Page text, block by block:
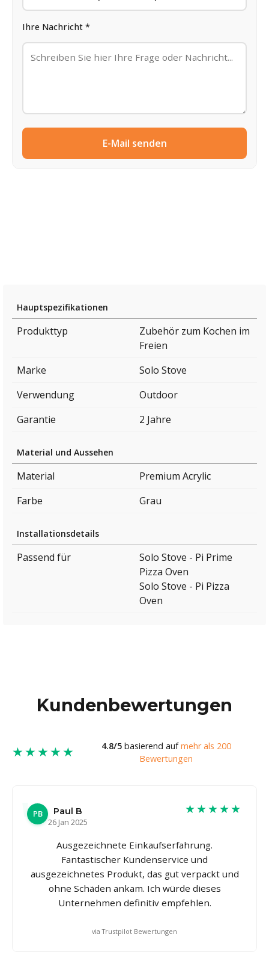
Ihre Nachricht *
E-Mail senden
Hauptspezifikationen
Produkttyp
Zubehör zum Kochen im
Freien
Marke
Solo Stove
Verwendung
Outdoor
Garantie
2 Jahre
Material und Aussehen
Material
Premium Acrylic
Farbe
Grau
Installationsdetails
Passend für
Solo Stove - Pi Prime
Pizza Oven
Solo Stove - Pi Pizza
Oven
Kundenbewertungen
★★★★★ 4.8/5basierend aufmehr als 200
Bewertungen
PB
Paul B
26 Jan 2025
★★★★★
Ausgezeichnete Einkaufserfahrung.
Fantastischer Kundenservice und
ausgezeichnetes Produkt, das gut verpackt und
ohne Schäden ankam. Ich würde dieses
Unternehmen definitiv empfehlen.
via Trustpilot Bewertungen